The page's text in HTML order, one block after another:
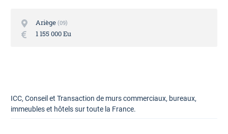
Ariège 09
1 155 000 Eu
ICC, Conseil et Transaction de murs commerciaux, bureaux,
immeubles et hôtels sur toute la France.